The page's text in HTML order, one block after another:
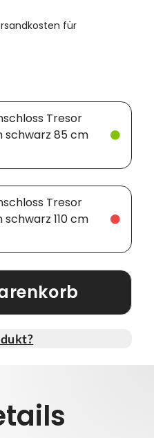
für
Tresor
schwarz 85 cm
Tresor
schwarz 110 cm